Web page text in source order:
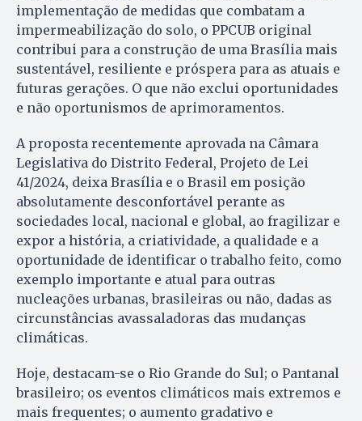
implementação de medidas que combatam a
impermeabilização do solo, o PPCUB original
contribui para a construção de uma Brasília mais
sustentável, resiliente e próspera para as atuais e
futuras gerações. O que não exclui oportunidades
e não oportunismos de aprimoramentos.
A proposta recentemente aprovada na Câmara
Legislativa do Distrito Federal, Projeto de Lei
41/2024, deixa Brasília e o Brasil em posição
absolutamente desconfortável perante as
sociedades local, nacional e global, ao fragilizar e
expor a história, a criatividade, a qualidade e a
oportunidade de identificar o trabalho feito, como
exemplo importante e atual para outras
nucleações urbanas, brasileiras ou não, dadas as
circunstâncias avassaladoras das mudanças
climáticas.
Hoje, destacam-se o Rio Grande do Sul; o Pantanal
brasileiro; os eventos climáticos mais extremos e
mais frequentes; o aumento gradativo e